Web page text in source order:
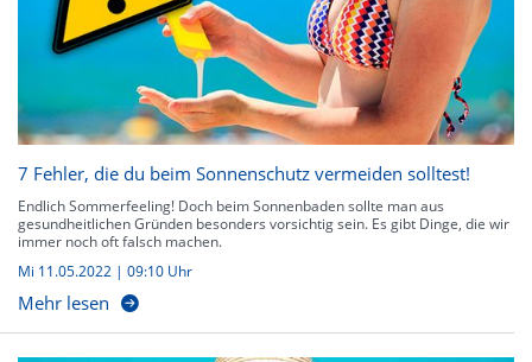
7 Fehler, die du beim Sonnenschutz vermeiden solltest!
Endlich Sommerfeeling! Doch beim Sonnenbaden sollte man aus
gesundheitlichen Gründen besonders vorsichtig sein. Es gibt Dinge, die wir
immer noch oft falsch machen.
Mi 11.05.2022 | 09:10 Uhr
Mehr lesen